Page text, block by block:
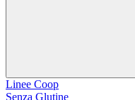
Linee Coop
Senza Glutine